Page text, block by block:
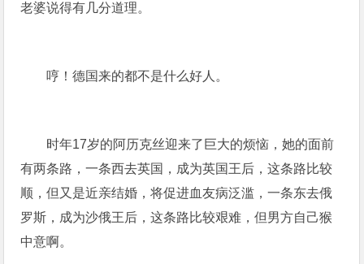
老婆说得有几分道理。
哼！德国来的都不是什么好人。
时年17岁的阿历克丝迎来了巨大的烦恼，她的面前
有两条路，一条西去英国，成为英国王后，这条路比较
顺，但又是近亲结婚，将促进血友病泛滥，一条东去俄
罗斯，成为沙俄王后，这条路比较艰难，但男方自己猴
中意啊。